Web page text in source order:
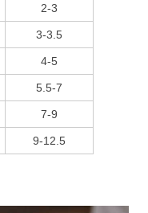
2-3
3-3.5
4-5
5.5-7
7-9
9-12.5